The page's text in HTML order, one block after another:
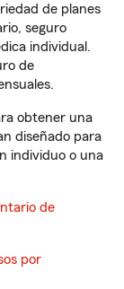
de planes
seguro
individual.
de
obtener una
diseñado para
individuo o una
de
por